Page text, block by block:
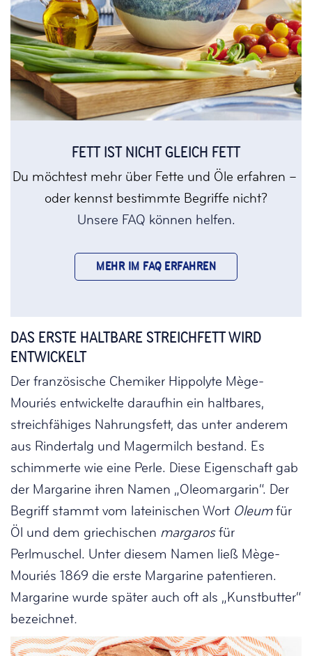
FETT IST NICHT GLEICH FETT
Du möchtest mehr über Fette und Öle erfahren –
oder kennst bestimmte Begriffe nicht?
Unsere FAQ können helfen.
MEHR IM FAQ ERFAHREN
DAS ERSTE HALTBARE STREICHFETT WIRD
ENTWICKELT
Der französische Chemiker Hippolyte Mège-
Mouriés entwickelte daraufhin ein haltbares,
streichfähiges Nahrungsfett, das unter anderem
aus Rindertalg und Magermilch bestand. Es
schimmerte wie eine Perle. Diese Eigenschaft gab
der Margarine ihren Namen „Oleomargarin“. Der
Begriff stammt vom lateinischen Wort Oleumfür
Öl und dem griechischen margarosfür
Perlmuschel. Unter diesem Namen ließ Mège-
Mouriés 1869 die erste Margarine patentieren.
Margarine wurde später auch oft als „Kunstbutter“
bezeichnet.